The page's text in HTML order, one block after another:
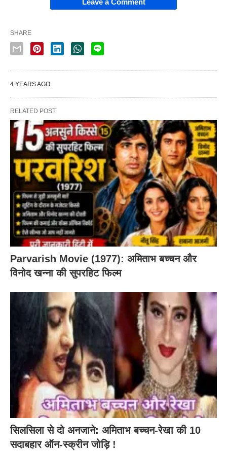
Leave a Comment
SHARE
4 YEARS AGO
RELATED POST
Parvarish Movie (1977): अमिताभ बच्चन और
विनोद खन्ना की सुपरहिट फिल्म
सिलसिला से दो अनजाने: अमिताभ बच्चन-रेखा की 10
सदाबहार ऑन-स्क्रीन जोड़ि !